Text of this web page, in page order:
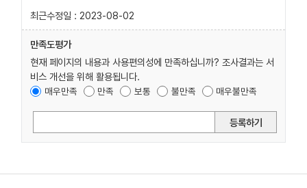
최근수정일 : 2023-08-02
만족도평가
현재 페이지의 내용과 사용편의성에 만족하십니까? 조사결과는 서
비스 개선을 위해 활용됩니다.
매우만족 만족 보통 불만족 매우불만족
등록하기